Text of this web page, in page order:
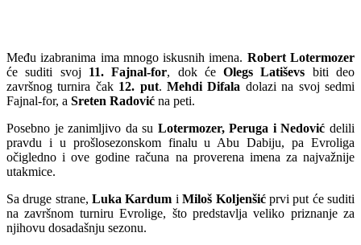
Među izabranima ima mnogo iskusnih imena. Robert Lotermozer
će suditi svoj 11. Fajnal-for, dok ćeOlegs Latiševs biti deo
završnog turnira čak 12. put.Mehdi Difala dolazi na svoj sedmi
Fajnal-for, a Sreten Radović na peti.
Posebno je zanimljivo da su Lotermozer, Peruga i Nedović delili
pravdu i u prošlosezonskom finalu u Abu Dabiju, pa Evroliga
očigledno i ove godine računa na proverena imena za najvažnije
utakmice.
Sa druge strane,Luka Kardum iMiloš Koljenšićprvi put će suditi
na završnom turniru Evrolige, što predstavlja veliko priznanje za
njihovu dosadašnju sezonu.